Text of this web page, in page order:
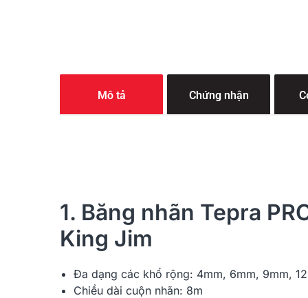
Mô tả Chứng nhận
1. Băng nhãn Tepra
King Jim
Đa dạng các khổ rộng: 4mm, 6mm, 9mm,
Chiều dài cuộn nhãn: 8m